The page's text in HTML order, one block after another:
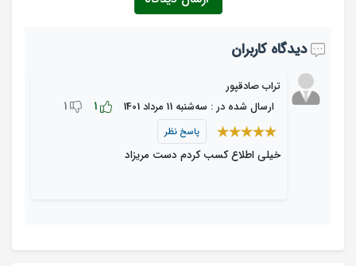
دیدگاه کاربران
تراب صادقپور
ارسال شده در : ﺳﻪشنبه 11 مرداد 1401
1
1
پاسخ نظر
خیلی اطلاع کسب کردم دست مریزاد